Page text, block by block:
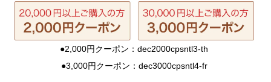
●2,000円クーポン：dec2000cpsntl3-th
●3,000円クーポン：dec3000cpsntl4-fr